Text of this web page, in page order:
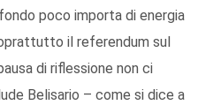
poco importa di energia
il referendum sul
di riflessione non ci
Belisario – come si dice a